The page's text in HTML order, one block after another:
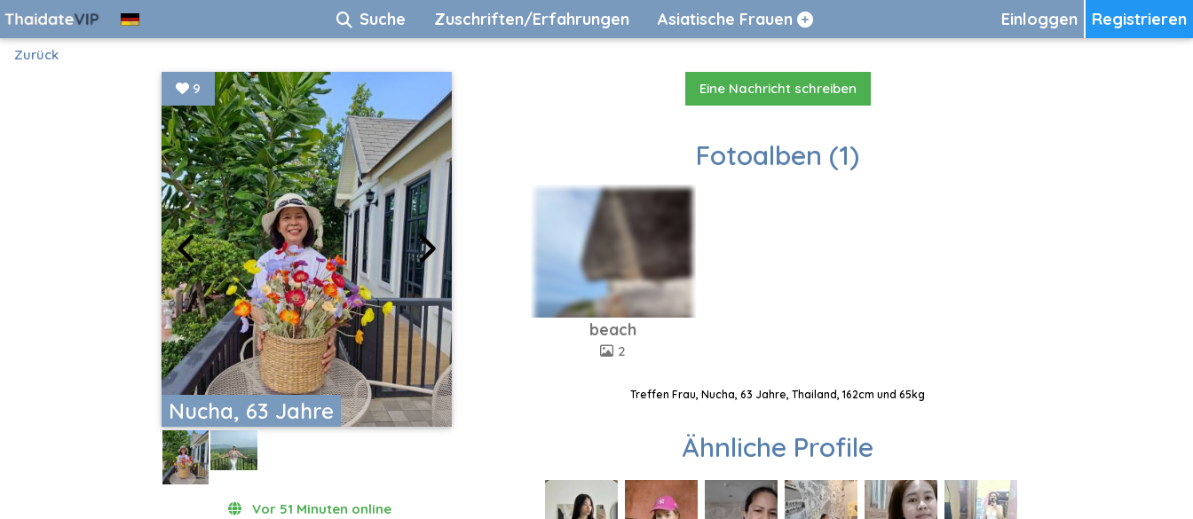
Registrieren
Einloggen
Suche Zuschriften/Erfahrungen Asiatische Frauen
Zurück
Nucha, 63 Jahre
9
Vor 51 Minuten online
Eine Nachricht schreiben
Fotoalben (1)
beach
2
Treffen Frau, Nucha, 63 Jahre, Thailand, 162cm und 65kg
Ähnliche Profile